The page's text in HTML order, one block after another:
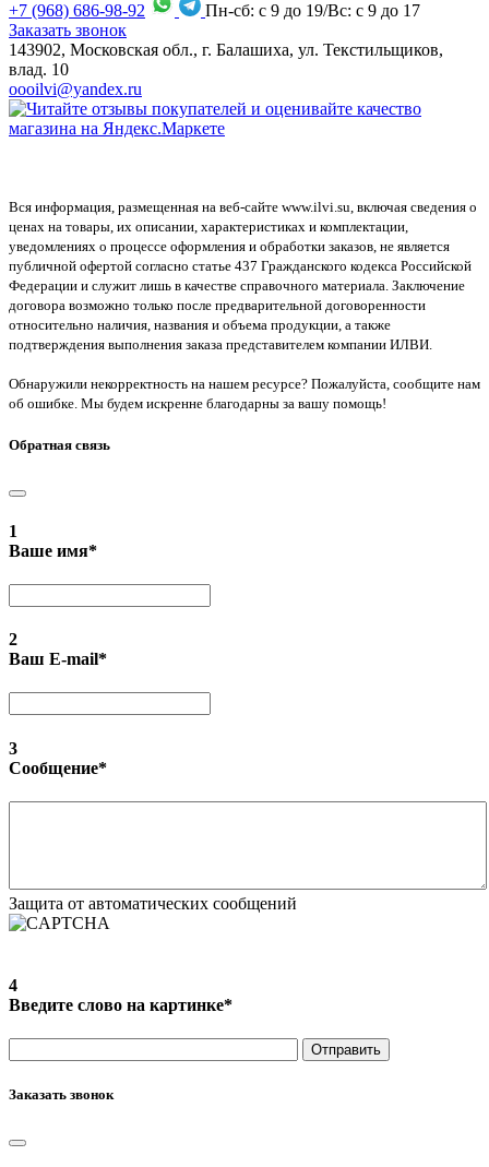
+7 (968) 686-98-92
Пн-сб: с 9 до 19/Вс: с 9 до 17
Заказать звонок
143902, Московская обл., г. Балашиха, ул. Текстильщиков,
влад. 10
oooilvi@yandex.ru
Вся информация, размещенная на веб-сайте www.ilvi.su, включая сведения о
ценах на товары, их описании, характеристиках и комплектации,
уведомлениях о процессе оформления и обработки заказов, не является
публичной офертой согласно статье 437 Гражданского кодекса Российской
Федерации и служит лишь в качестве справочного материала. Заключение
договора возможно только после предварительной договоренности
относительно наличия, названия и объема продукции, а также
подтверждения выполнения заказа представителем компании ИЛВИ.
Обнаружили некорректность на нашем ресурсе? Пожалуйста, сообщите нам
об ошибке. Мы будем искренне благодарны за вашу помощь!
Обратная связь
1
Ваше имя*
2
Ваш E-mail*
3
Сообщение*
Защита от автоматических сообщений
4
Введите слово на картинке*
Заказать звонок